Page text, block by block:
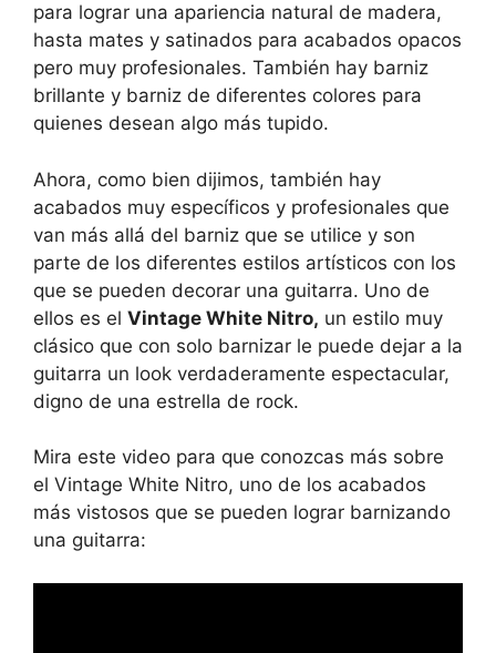
para lograr una apariencia natural de madera,
hasta mates y satinados para acabados opacos
pero muy profesionales. También hay barniz
brillante y barniz de diferentes colores para
quienes desean algo más tupido.
Ahora, como bien dijimos, también hay
acabados muy específicos y profesionales que
van más allá del barniz que se utilice y son
parte de los diferentes estilos artísticos con los
que se pueden decorar una guitarra. Uno de
ellos es el Vintage White Nitro, un estilo muy
clásico que con solo barnizar le puede dejar a la
guitarra un look verdaderamente espectacular,
digno de una estrella de rock.
Mira este video para que conozcas más sobre
el Vintage White Nitro, uno de los acabados
más vistosos que se pueden lograr barnizando
una guitarra: